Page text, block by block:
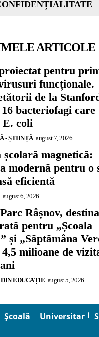
ARTICOLE
pentru
funcționale.
de la
bacteriofagi care
E. coli
- ȘTIINȚĂ august 7, 2026
școlară magnetică:
modernă pentru o
eficientă
august 6, 2026
Râșnov,
pentru „Școala
și „Săptămâna
4,5 milioane de
EDUCAȚIE august 5, 2026
Școală Universitar